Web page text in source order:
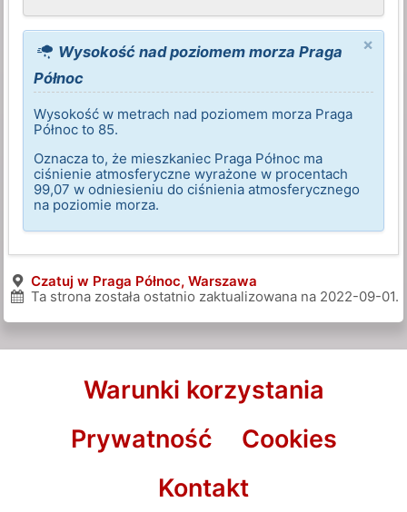
×
Wysokość nad poziomem morza Praga
Północ
Wysokość w metrach nad poziomem morza Praga
Północ to 85.
Oznacza to, że mieszkaniec Praga Północ ma
ciśnienie atmosferyczne wyrażone w procentach
99,07 w odniesieniu do ciśnienia atmosferycznego
na poziomie morza.
Czatuj w Praga Północ, Warszawa
Ta strona została ostatnio zaktualizowana na 2022-09-01.
Warunki korzystania
Prywatność
Cookies
Kontakt